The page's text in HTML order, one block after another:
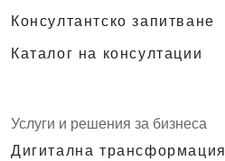
Консултантско запитване
Каталог на консултации
Услуги и решения за бизнеса
Дигитална трансформация